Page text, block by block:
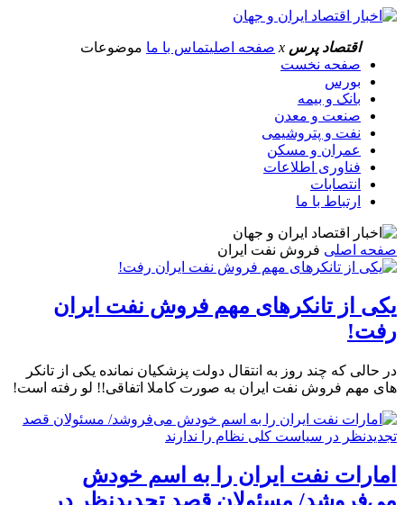
اقتصاد پرس x صفحه اصلیتماس با ما موضوعات
صفحه نخست
بورس
بانک و بیمه
صنعت و معدن
نفت و پتروشیمی
عمران و مسکن
فناوری اطلاعات
انتصابات
ارتباط با ما
صفحه اصلی فروش نفت ایران
یکی از تانکرهای مهم فروش نفت ایران
رفت!
در حالی که چند روز به انتقال دولت پزشکیان نمانده یکی از تانکر
های مهم فروش نفت ایران به صورت کاملا اتفاقی!! لو رفته است!
امارات نفت ایران را به اسم خودش
می‌فروشد/ مسئولان قصد تجدیدنظر در